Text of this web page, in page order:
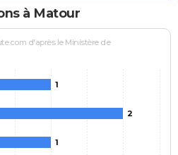
à Matour
d'après le Ministère de
1
2
1